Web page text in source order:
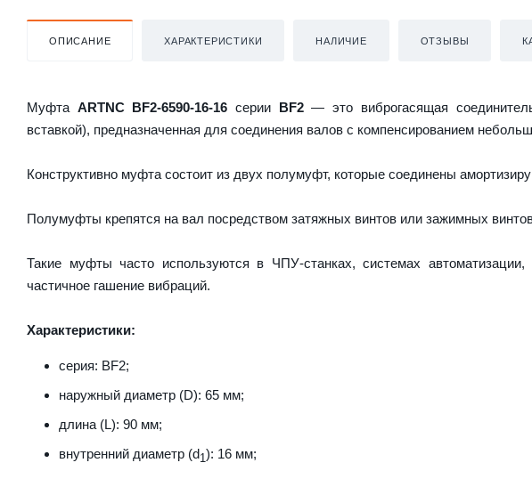
ОПИСАНИЕ ХАРАКТЕРИСТИКИ НАЛИЧИЕ ОТЗЫВЫ
Муфта ARTNC BF2-6590-16-16 серии BF2— это виброгасящая
вставкой), предназначенная для соединения валов с компенсированием
Конструктивно муфта состоит из двух полумуфт, которые соединены
Полумуфты крепятся на вал посредством затяжных винтов или зажимных
Такие муфты часто используются в ЧПУ-станках, системах
частичное гашение вибраций.
Характеристики:
серия: BF2;
наружный диаметр (D): 65 мм;
длина (L): 90 мм;
внутренний диаметр (d1): 16 мм;